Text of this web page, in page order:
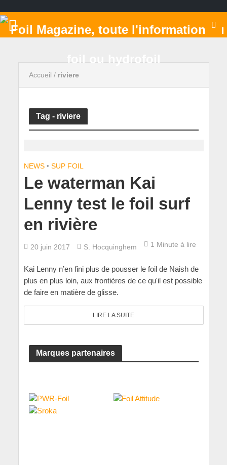
Accueil / riviere
Tag - riviere
NEWS • SUP FOIL
Le waterman Kai
Lenny test le foil surf
en rivière
20 juin 2017 S. Hocquinghem 1 Minute à lire
Kai Lenny n’en fini plus de pousser le foil de Naish de
plus en plus loin, aux frontières de ce qu'il est possible
de faire en matière de glisse.
LIRE LA SUITE
Marques partenaires